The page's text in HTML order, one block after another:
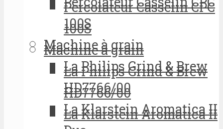
100S
Machine à grain
La Philips Grind & Brew
HD7766/00
La Klarstein Aromatica II
Percolateur Casselin CPC
100S
Machine à grain
La Philips Grind & Brew
HD7766/00
La Klarstein Aromatica II